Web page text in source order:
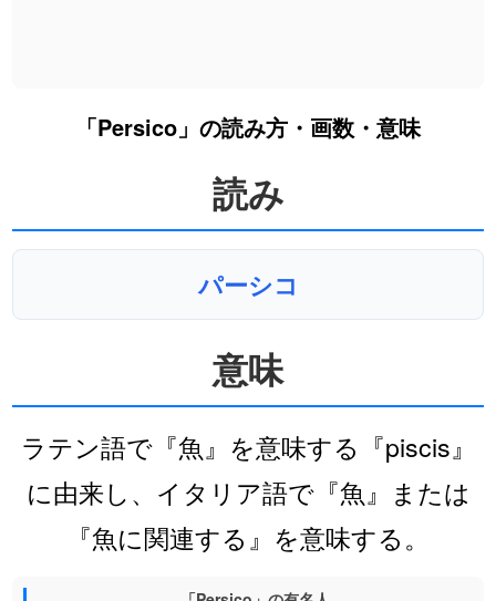
「Persico」の読み方・画数・意味
読み
パーシコ
意味
ラテン語で『魚』を意味する『piscis』
に由来し、イタリア語で『魚』または
『魚に関連する』を意味する。